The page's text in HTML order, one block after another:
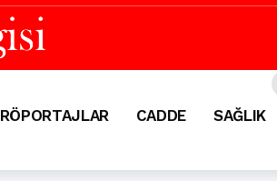
RÖPORTAJLAR CADDE SAĞLIK